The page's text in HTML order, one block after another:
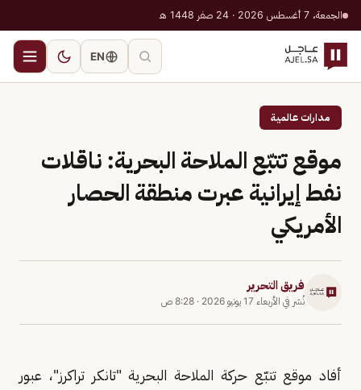
الجمعة، 7 أغسطس 2026 · 24 صفر 1448 هـ
EN
مدارات عالمية
موقع تتبّع الملاحة البحرية: ناقلات
نفط إيرانية عبرت منطقة الحصار
الأمريكي
فريق التحرير
نُشر في الأربعاء 17 يونيو 2026 · 8:28 ص
أفاد موقع تتبّع حركة الملاحة البحرية "تانكر تراكرز"، عبور